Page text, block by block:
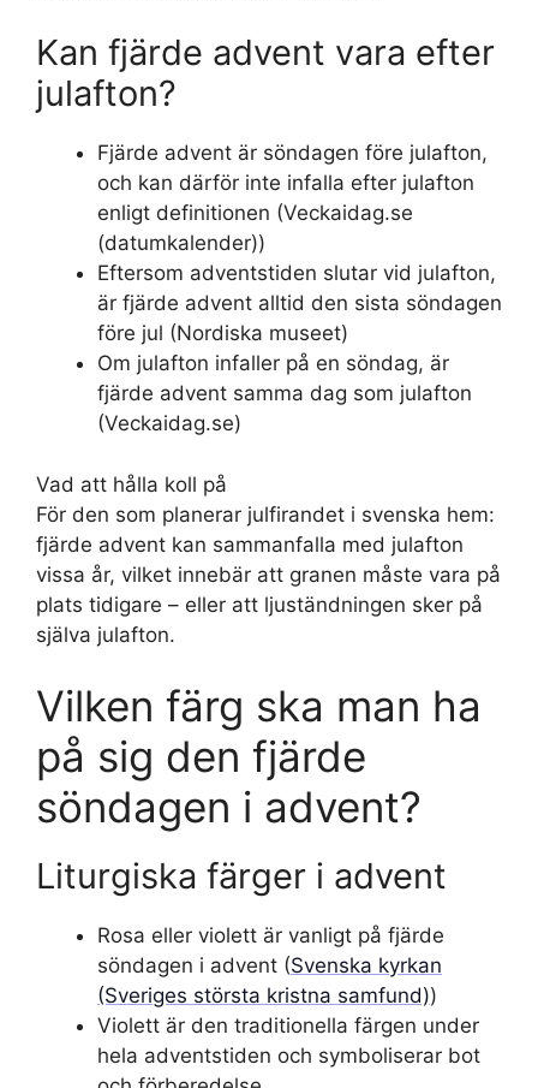
Kan fjärde advent vara efter
julafton?
Fjärde advent är söndagen före julafton,
och kan därför inte infalla efter julafton
enligt definitionen (Veckaidag.se
(datumkalender))
Eftersom adventstiden slutar vid julafton,
är fjärde advent alltid den sista söndagen
före jul (Nordiska museet)
Om julafton infaller på en söndag, är
fjärde advent samma dag som julafton
(Veckaidag.se)
Vad att hålla koll på
För den som planerar julfirandet i svenska hem:
fjärde advent kan sammanfalla med julafton
vissa år, vilket innebär att granen måste vara på
plats tidigare – eller att ljuständningen sker på
själva julafton.
Vilken färg ska man ha
på sig den fjärde
söndagen i advent?
Liturgiska färger i advent
Rosa eller violett är vanligt på fjärde
söndagen i advent (Svenska kyrkan
(Sveriges största kristna samfund))
Violett är den traditionella färgen under
hela adventstiden och symboliserar bot